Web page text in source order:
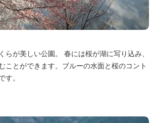
らが美しい公園。 春には桜が湖に写り込み、
ことができます。ブルーの水面と桜のコント
す。